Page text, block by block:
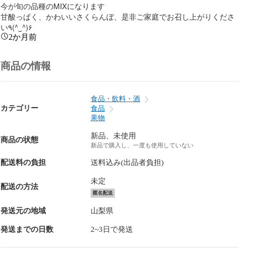
今が旬の品種のMIXになります
甘酸っぱく、かわいいさくらんぼ、是非ご家庭でお召し上がりくださ
い٩(^‿^)۶
2か月前
商品の情報
カテゴリー
食品・飲料・酒
食品
果物
商品の状態 新品、未使用
新品で購入し、一度も使用していない
配送料の負担 送料込み(出品者負担)
配送の方法
未定
匿名配送
発送元の地域 山梨県
発送までの日数 2~3日で発送